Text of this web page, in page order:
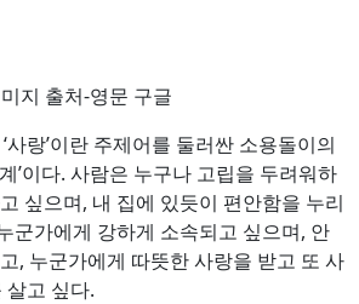
지 출처-영문 구글
사랑’이란 주제어를 둘러싼 소용돌이의
’이다. 사람은 누구나 고립을 두려워하
싶으며, 내 집에 있듯이 편안함을 누리
군가에게 강하게 소속되고 싶으며, 안
, 누군가에게 따뜻한 사랑을 받고 또 사
살고 싶다.